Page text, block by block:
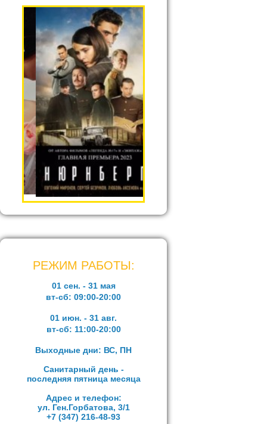
РЕЖИМ РАБОТЫ:
01 сен. - 31 мая
вт-сб: 09:00-20:00
01 июн. - 31 авг.
вт-сб: 11:00-20:00
Выходные дни: ВС, ПН
Санитарный день -
последняя пятница месяца
Адрес и телефон:
ул. Ген.Горбатова, 3/1
+7 (347) 216-48-93